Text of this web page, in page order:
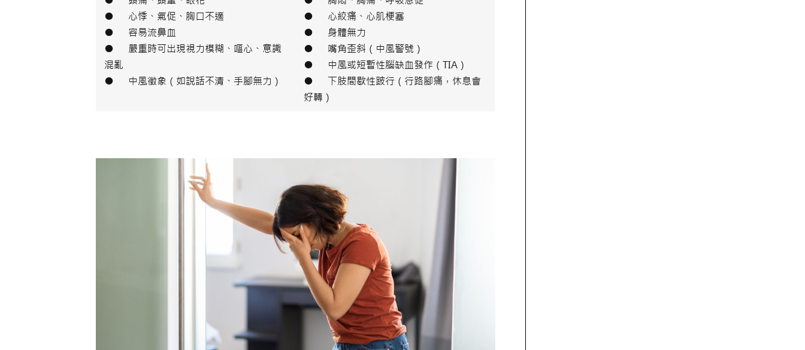
● 心悸、氣促、胸口不適
● 容易流鼻血
● 嚴重時可出現視力模糊、嘔心、意識
混亂
● 中風徵象（如說話不清、手腳無力）
● 心絞痛、心肌梗塞
● 身體無力
● 嘴角歪斜（中風警號）
● 中風或短暫性腦缺血發作（TIA）
● 下肢間歇性跛行（行路腳痛，休息會
好轉）